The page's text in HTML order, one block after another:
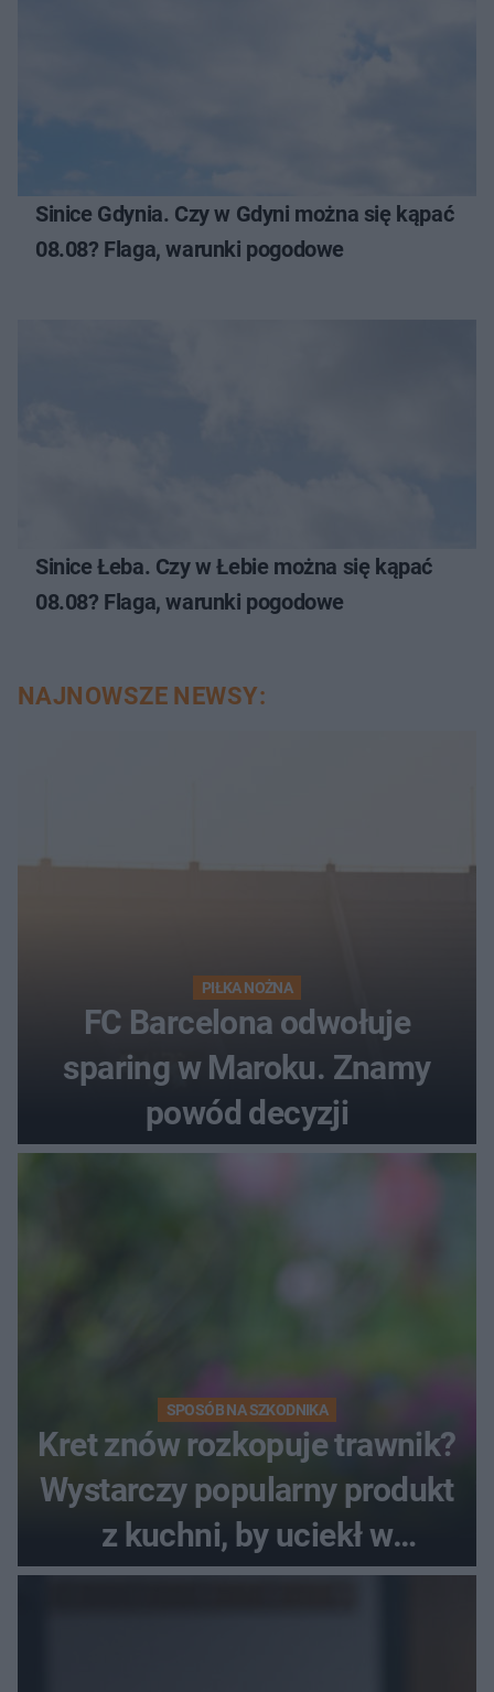
Sinice Gdynia. Czy w Gdyni można się kąpać
08.08? Flaga, warunki pogodowe
Sinice Łeba. Czy w Łebie można się kąpać
08.08? Flaga, warunki pogodowe
NAJNOWSZE NEWSY:
PIŁKA NOŻNA
FC Barcelona odwołuje
sparing w Maroku. Znamy
powód decyzji
SPOSÓB NA SZKODNIKA
Kret znów rozkopuje trawnik?
Wystarczy popularny produkt
z kuchni, by uciekł w
popłochu